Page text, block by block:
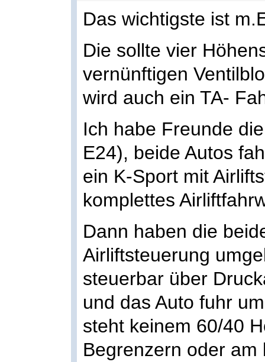
Das wichtigste ist
Die sollte vier
vernünftigen
wird auch ein TA-
Ich habe Freunde
E24), beide Autos
ein K-Sport mit
komplettes
Dann haben die
Airliftsteuerung
steuerbar über
und das Auto fuhr
steht keinem 60/40
Begrenzern oder